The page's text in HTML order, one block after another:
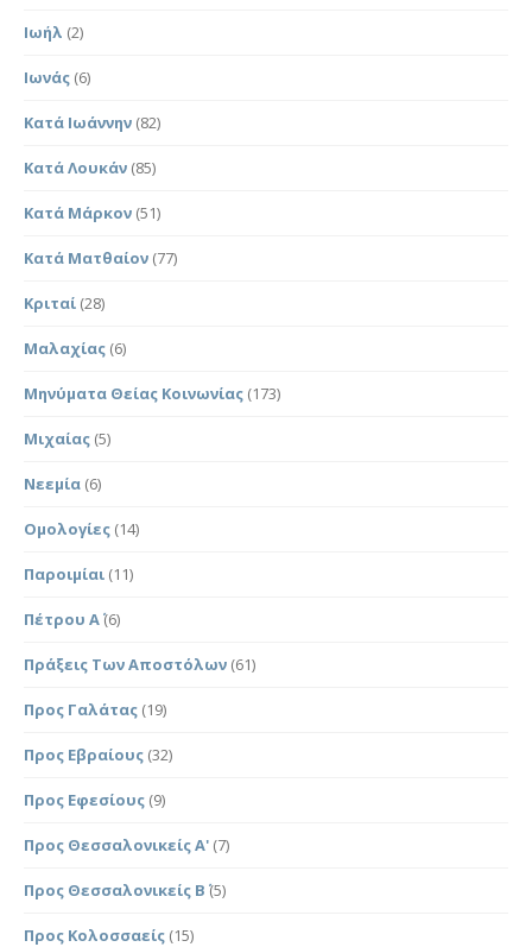
Ιωήλ (2)
Ιωνάς (6)
Κατά Ιωάννην (82)
Κατά Λουκάν (85)
Κατά Μάρκον (51)
Κατά Ματθαίον (77)
Κριταί (28)
Μαλαχίας (6)
Μηνύματα Θείας Κοινωνίας (173)
Μιχαίας (5)
Νεεμία (6)
Ομολογίες (14)
Παροιμίαι (11)
Πέτρου Α΄(6)
Πράξεις Των Αποστόλων (61)
Προς Γαλάτας (19)
Προς Εβραίους (32)
Προς Εφεσίους (9)
Προς Θεσσαλονικείς Α' (7)
Προς Θεσσαλονικείς Β΄ (5)
Προς Κολοσσαείς (15)